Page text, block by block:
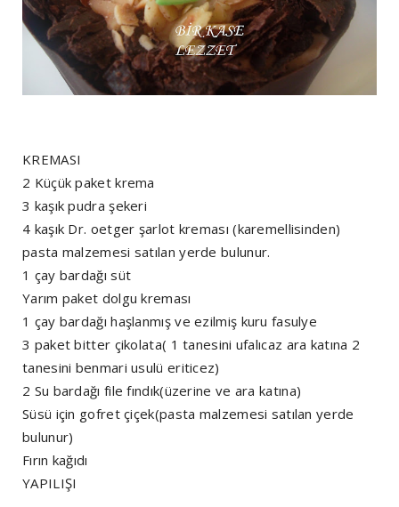
KREMASI
2 Küçük paket krema
3 kaşık pudra şekeri
4 kaşık Dr. oetger şarlot kreması (karemellisinden)
pasta malzemesi satılan yerde bulunur.
1 çay bardağı süt
Yarım paket dolgu kreması
1 çay bardağı haşlanmış ve ezilmiş kuru fasulye
3 paket bitter çikolata( 1 tanesini ufalıcaz ara katına 2
tanesini benmari usulü eriticez)
2 Su bardağı file fındık(üzerine ve ara katına)
Süsü için gofret çiçek(pasta malzemesi satılan yerde
bulunur)
Fırın kağıdı
YAPILIŞI